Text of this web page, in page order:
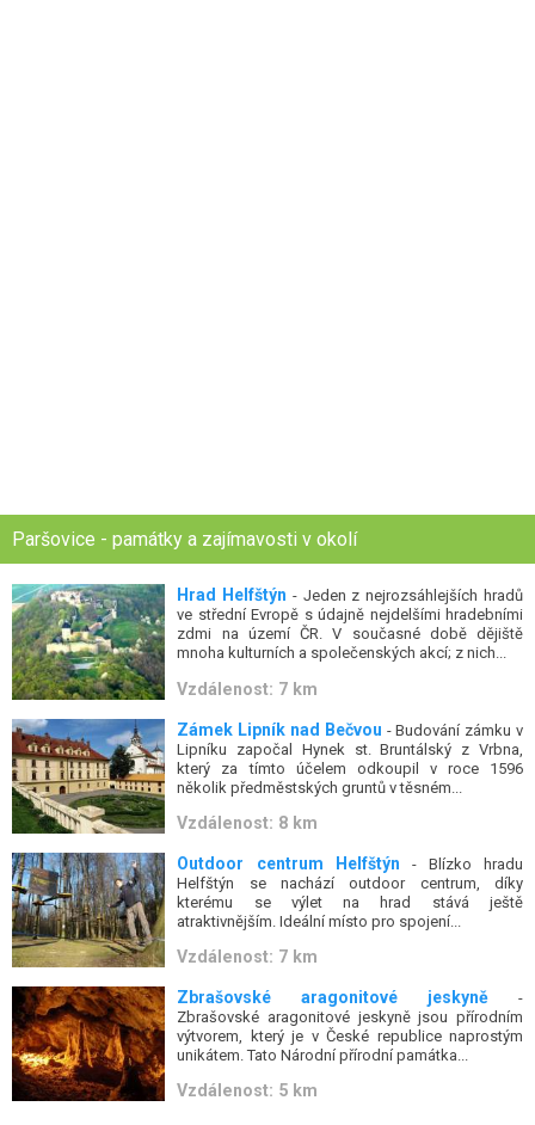
Paršovice - památky a zajímavosti v okolí
Hrad Helfštýn - Jeden z nejrozsáhlejších hradů
ve střední Evropě s údajně nejdelšími hradebními
zdmi na území ČR. V současné době dějiště
mnoha kulturních a společenských akcí; z nich...
Vzdálenost: 7 km
Zámek Lipník nad Bečvou - Budování zámku v
Lipníku započal Hynek st. Bruntálský z Vrbna,
který za tímto účelem odkoupil v roce 1596
několik předměstských gruntů v těsném...
Vzdálenost: 8 km
Outdoor centrum Helfštýn - Blízko hradu
Helfštýn se nachází outdoor centrum, díky
kterému se výlet na hrad stává ještě
atraktivnějším. Ideální místo pro spojení...
Vzdálenost: 7 km
Zbrašovské aragonitové jeskyně -
Zbrašovské aragonitové jeskyně jsou přírodním
výtvorem, který je v České republice naprostým
unikátem. Tato Národní přírodní památka...
Vzdálenost: 5 km